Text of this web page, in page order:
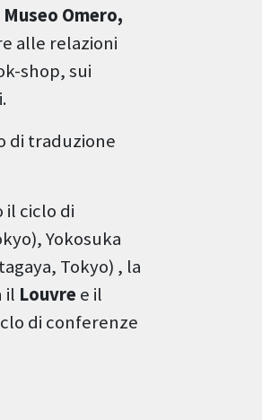
Omero,
alle relazioni
shop, sui
di traduzione
il ciclo di
Yokosuka
Tokyo) , la
il Louvre e il
di conferenze